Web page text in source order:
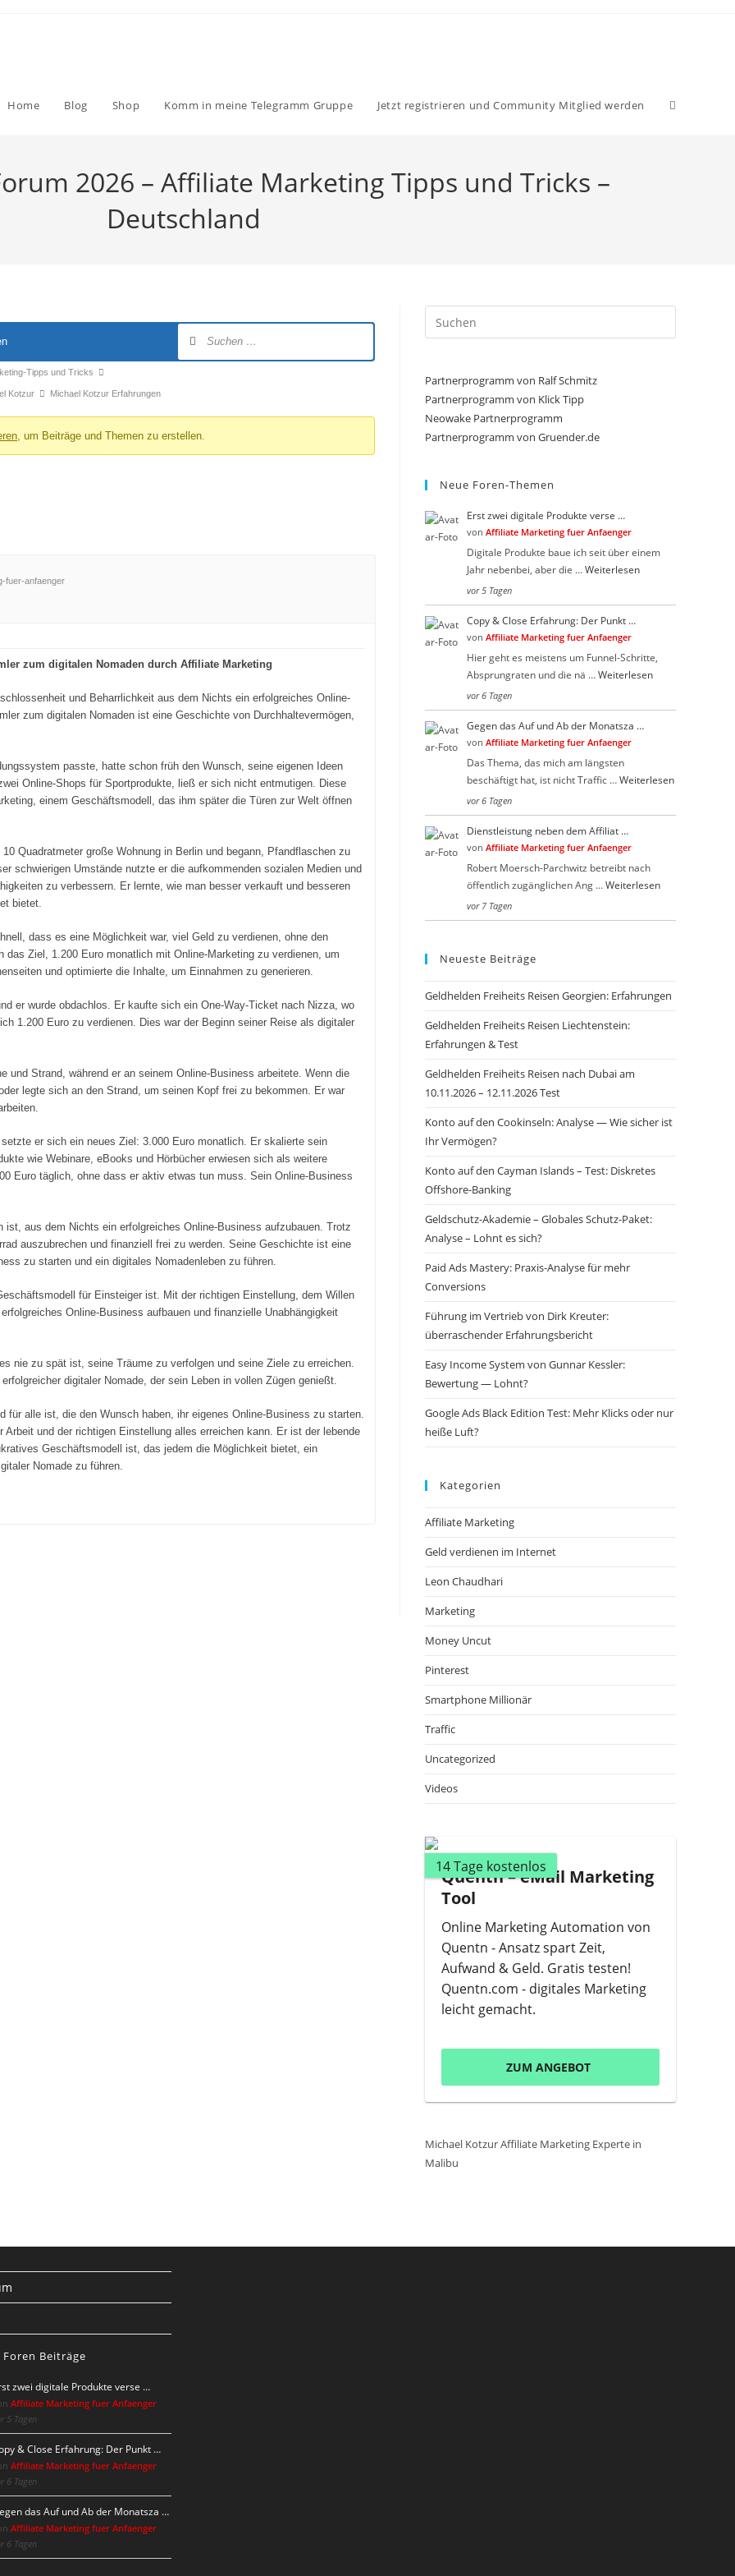
Home Blog Shop Komm in meine Telegramm Gruppe Jetzt registrieren und Community Mitglied werden Website-
2026 – Affiliate Marketing Tipps und Tricks –
Deutschland
Tipps und Tricks
Kotzur Michael Kotzur Erfahrungen
, um Beiträge und Themen zu erstellen.
fuer-anfaenger
zum digitalen Nomaden durch Affiliate Marketing
und Beharrlichkeit aus dem Nichts ein erfolgreiches Online-
zum digitalen Nomaden ist eine Geschichte von Durchhaltevermögen,
passte, hatte schon früh den Wunsch, seine eigenen Ideen
Online-Shops für Sportprodukte, ließ er sich nicht entmutigen. Diese
einem Geschäftsmodell, das ihm später die Türen zur Welt öffnen
Quadratmeter große Wohnung in Berlin und begann, Pfandflaschen zu
schwierigen Umstände nutzte er die aufkommenden sozialen Medien und
zu verbessern. Er lernte, wie man besser verkauft und besseren
bietet.
dass es eine Möglichkeit war, viel Geld zu verdienen, ohne den
Ziel, 1.200 Euro monatlich mit Online-Marketing zu verdienen, um
und optimierte die Inhalte, um Einnahmen zu generieren.
er wurde obdachlos. Er kaufte sich ein One-Way-Ticket nach Nizza, wo
1.200 Euro zu verdienen. Dies war der Beginn seiner Reise als digitaler
und Strand, während er an seinem Online-Business arbeitete. Wenn die
legte sich an den Strand, um seinen Kopf frei zu bekommen. Er war
er sich ein neues Ziel: 3.000 Euro monatlich. Er skalierte sein
wie Webinare, eBooks und Hörbücher erwiesen sich als weitere
Euro täglich, ohne dass er aktiv etwas tun muss. Sein Online-Business
aus dem Nichts ein erfolgreiches Online-Business aufzubauen. Trotz
auszubrechen und finanziell frei zu werden. Seine Geschichte ist eine
zu starten und ein digitales Nomadenleben zu führen.
für Einsteiger ist. Mit der richtigen Einstellung, dem Willen
Online-Business aufbauen und finanzielle Unabhängigkeit
nie zu spät ist, seine Träume zu verfolgen und seine Ziele zu erreichen.
digitaler Nomade, der sein Leben in vollen Zügen genießt.
alle ist, die den Wunsch haben, ihr eigenes Online-Business zu starten.
und der richtigen Einstellung alles erreichen kann. Er ist der lebende
Geschäftsmodell ist, das jedem die Möglichkeit bietet, ein
Nomade zu führen.
Escape
Partnerprogramm von Ralf Schmitz
Partnerprogramm von Klick Tipp
Neowake Partnerprogramm
Partnerprogramm von Gruender.de
Neue Foren-Themen
Erst zwei digitale Produkte verse …
von Affiliate Marketing fuer Anfaenger
Digitale Produkte baue ich seit über einem
Jahr nebenbei, aber die …Weiterlesen
vor 5 Tagen
Copy & Close Erfahrung: Der Punkt …
von Affiliate Marketing fuer Anfaenger
Hier geht es meistens um Funnel-Schritte,
Absprungraten und die nä …Weiterlesen
vor 6 Tagen
Gegen das Auf und Ab der Monatsza …
von Affiliate Marketing fuer Anfaenger
Das Thema, das mich am längsten
beschäftigt hat, ist nicht Traffic …Weiterlesen
vor 6 Tagen
Dienstleistung neben dem Affiliat …
von Affiliate Marketing fuer Anfaenger
Robert Moersch-Parchwitz betreibt nach
öffentlich zugänglichen Ang …Weiterlesen
vor 7 Tagen
Neueste Beiträge
Geldhelden Freiheits Reisen Georgien: Erfahrungen
Geldhelden Freiheits Reisen Liechtenstein:
Erfahrungen & Test
Geldhelden Freiheits Reisen nach Dubai am
10.11.2026 – 12.11.2026 Test
Konto auf den Cookinseln: Analyse — Wie sicher ist
Ihr Vermögen?
Konto auf den Cayman Islands – Test: Diskretes
Offshore-Banking
Geldschutz-Akademie – Globales Schutz-Paket:
Analyse – Lohnt es sich?
Paid Ads Mastery: Praxis-Analyse für mehr
Conversions
Führung im Vertrieb von Dirk Kreuter:
überraschender Erfahrungsbericht
Easy Income System von Gunnar Kessler:
Bewertung — Lohnt?
Google Ads Black Edition Test: Mehr Klicks oder nur
heiße Luft?
Kategorien
Affiliate Marketing
Geld verdienen im Internet
Leon Chaudhari
Marketing
Money Uncut
Pinterest
Smartphone Millionär
Traffic
Uncategorized
Videos
14 Tage kostenlos
Quentn – eMail Marketing
Tool
Online Marketing Automation von
Quentn - Ansatz spart Zeit,
Aufwand & Geld. Gratis testen!
Quentn.com - digitales Marketing
leicht gemacht.
ZUM ANGEBOT
Michael Kotzur Affiliate Marketing Experte in
Malibu
Beiträge
zwei digitale Produkte verse …
Affiliate Marketing fuer Anfaenger
5 Tagen
& Close Erfahrung: Der Punkt …
Affiliate Marketing fuer Anfaenger
6 Tagen
das Auf und Ab der Monatsza …
Affiliate Marketing fuer Anfaenger
6 Tagen